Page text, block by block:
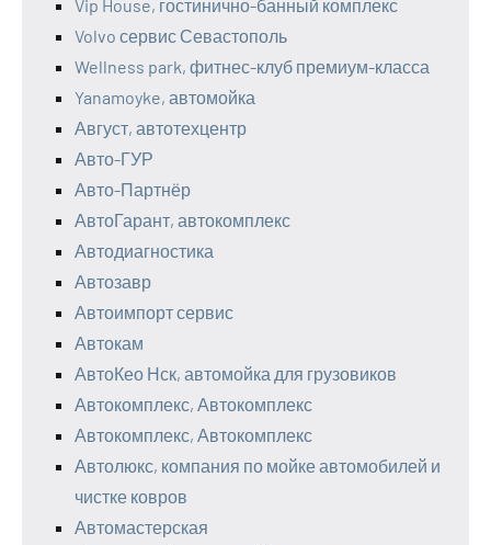
Vip House, гостинично-банный комплекс
Volvo сервис Севастополь
Wellness park, фитнес-клуб премиум-класса
Yanamoyke, автомойка
Август, автотехцентр
Авто-ГУР
Авто-Партнёр
АвтоГарант, автокомплекс
Автодиагностика
Автозавр
Автоимпорт сервис
Автокам
АвтоКео Нск, автомойка для грузовиков
Автокомплекс, Автокомплекс
Автокомплекс, Автокомплекс
Автолюкс, компания по мойке автомобилей и
чистке ковров
Автомастерская